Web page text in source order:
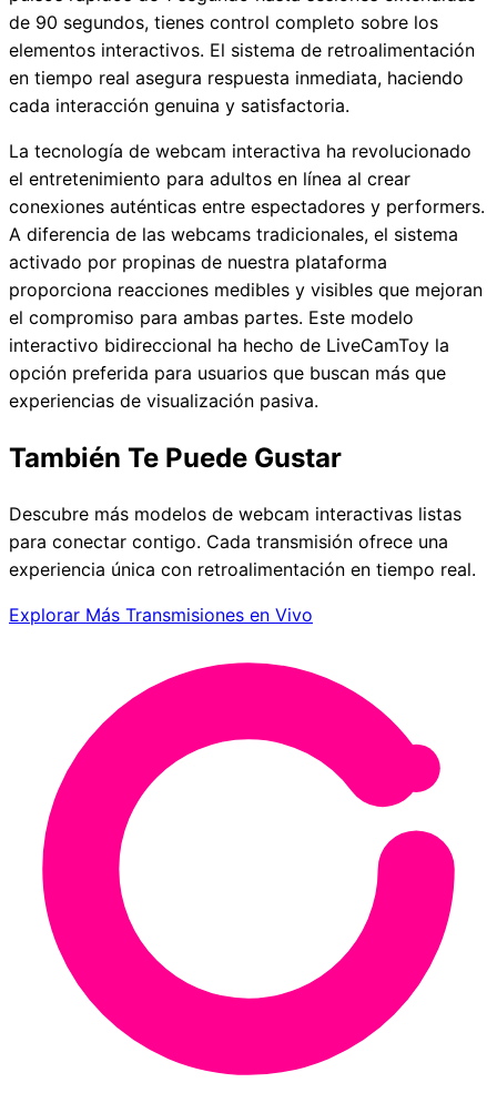
de 90 segundos, tienes control completo sobre los
elementos interactivos. El sistema de retroalimentación
en tiempo real asegura respuesta inmediata, haciendo
cada interacción genuina y satisfactoria.
La tecnología de webcam interactiva ha revolucionado
el entretenimiento para adultos en línea al crear
conexiones auténticas entre espectadores y performers.
A diferencia de las webcams tradicionales, el sistema
activado por propinas de nuestra plataforma
proporciona reacciones medibles y visibles que mejoran
el compromiso para ambas partes. Este modelo
interactivo bidireccional ha hecho de LiveCamToy la
opción preferida para usuarios que buscan más que
experiencias de visualización pasiva.
También Te Puede Gustar
Descubre más modelos de webcam interactivas listas
para conectar contigo. Cada transmisión ofrece una
experiencia única con retroalimentación en tiempo real.
Explorar Más Transmisiones en Vivo